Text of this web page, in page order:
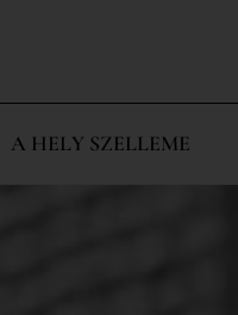
A HELY SZELLEME